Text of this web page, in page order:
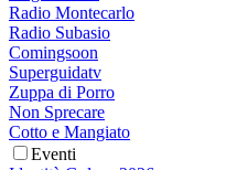
Radio Montecarlo
Radio Subasio
Comingsoon
Superguidatv
Zuppa di Porro
Non Sprecare
Cotto e Mangiato
Eventi